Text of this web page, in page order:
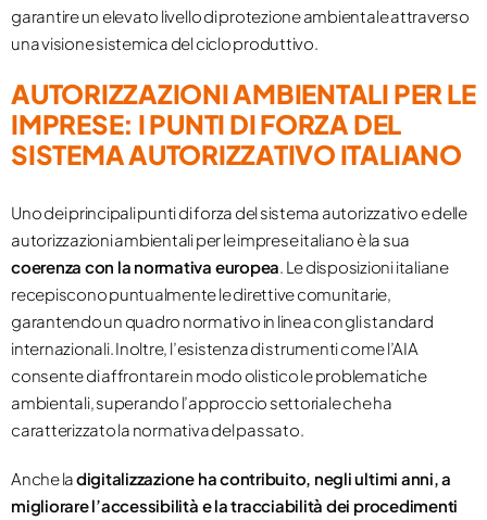
garantire un elevato livello di protezione ambientale attraverso
una visione sistemica del ciclo produttivo.
AUTORIZZAZIONI AMBIENTALI PER LE
IMPRESE: I PUNTI DI FORZA DEL
SISTEMA AUTORIZZATIVO ITALIANO
Uno dei principali punti di forza del sistema autorizzativo e delle
autorizzazioni ambientali per le imprese italiano è la sua
coerenza con la normativa europea . Le disposizioni italiane
recepiscono puntualmente le direttive comunitarie,
garantendo un quadro normativo in linea con gli standard
internazionali. Inoltre, l’esistenza di strumenti come l’AIA
consente di affrontare in modo olistico le problematiche
ambientali, superando l’approccio settoriale che ha
caratterizzato la normativa del passato.
Anche ladigitalizzazione ha contribuito, negli ultimi anni, a
migliorare l’accessibilità e la tracciabilità dei procedimenti